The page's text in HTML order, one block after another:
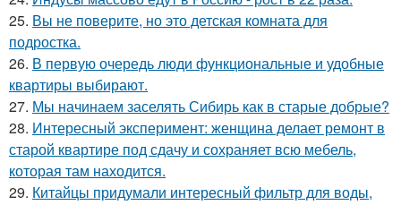
25. Вы не поверите, но это детская комната для
подростка.
26. В первую очередь люди функциональные и удобные
квартиры выбирают.
27. Мы начинаем заселять Сибирь как в старые добрые?
28. Интересный эксперимент: женщина делает ремонт в
старой квартире под сдачу и сохраняет всю мебель,
которая там находится.
29. Китайцы придумали интересный фильтр для воды,